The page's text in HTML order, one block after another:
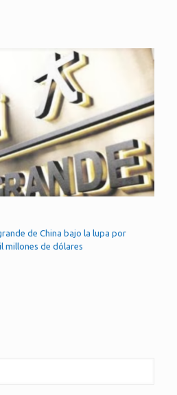
de China bajo la lupa por
millones de dólares